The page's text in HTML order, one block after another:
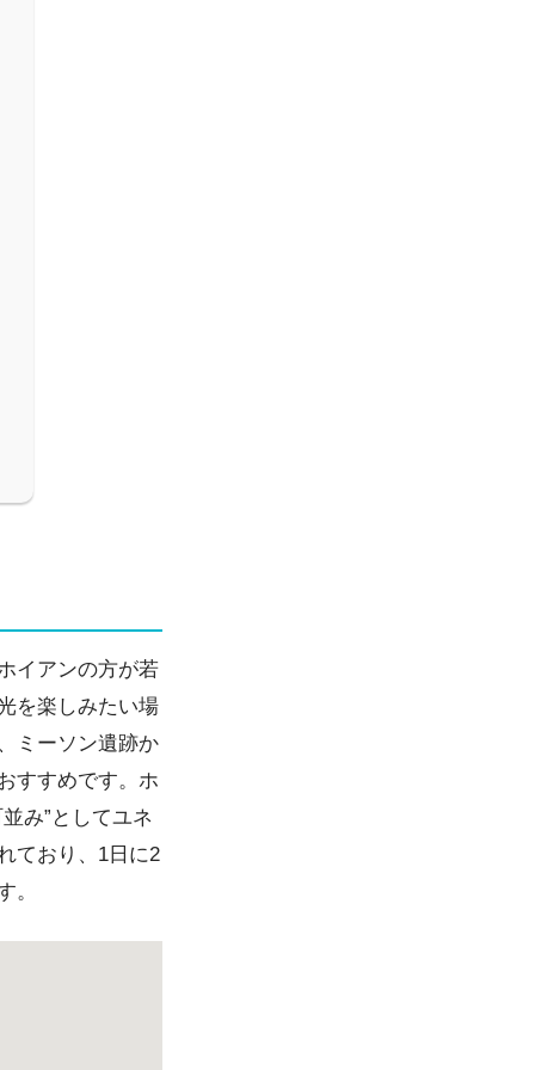
イアンの方が若
を楽しみたい場
ミーソン遺跡か
すすめです。ホ
み”としてユネ
ており、1日に2
。